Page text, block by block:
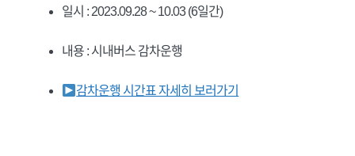
일시 : 2023.09.28 ~ 10.03 (6일간)
내용 : 시내버스 감차운행
감차운행 시간표 자세히 보러가기